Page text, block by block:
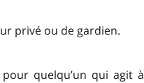
privé ou de gardien.
quelqu’un qui agit à